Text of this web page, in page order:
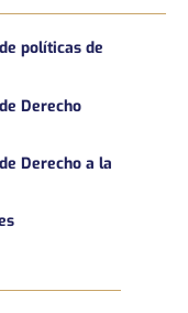
políticas de
Derecho
Derecho a la